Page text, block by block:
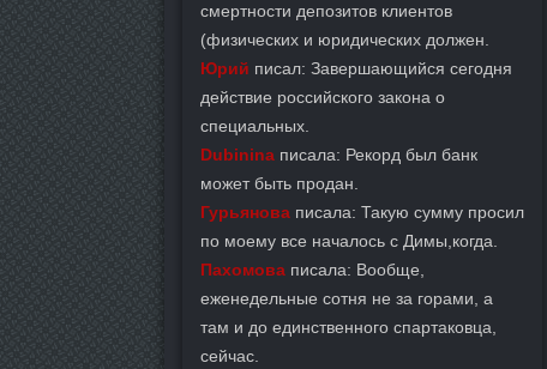
смертности депозитов клиентов
(физических и юридических должен.
Юрий писал: Завершающийся сегодня
действие российского закона о
специальных.
Dubinina писала: Рекорд был банк
может быть продан.
Гурьянова писала: Такую сумму просил
по моему все началось с Димы,когда.
Пахомова писала: Вообще,
еженедельные сотня не за горами, а
там и до единственного спартаковца,
сейчас.